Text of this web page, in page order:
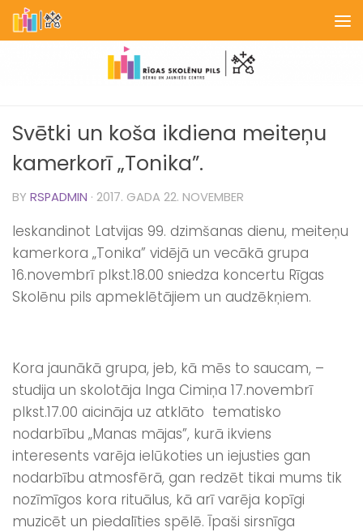
Skip to content
Svētki un koša ikdiena meiteņu
kamerkorī „Tonika”.
BY RSPADMIN · 2017. GADA 22. NOVEMBER
Ieskandinot Latvijas 99. dzimšanas dienu, meiteņu
kamerkora „Tonika” vidējā un vecākā grupa
16.novembrī plkst.18.00 sniedza koncertu Rīgas
Skolēnu pils apmeklētājiem un audzēkņiem.
Kora jaunākā grupa, jeb, kā mēs to saucam, –
studija un skolotāja Inga Cimiņa 17.novembrī
plkst.17.00 aicināja uz atklāto tematisko
nodarbību „Manas mājas”, kurā ikviens
interesents varēja ielūkoties un iejusties gan
nodarbību atmosfērā, gan redzēt tikai mums tik
nozīmīgos kora rituālus, kā arī varēja kopīgi
muzicēt un piedalīties spēlē. Īpaši sirsnīga